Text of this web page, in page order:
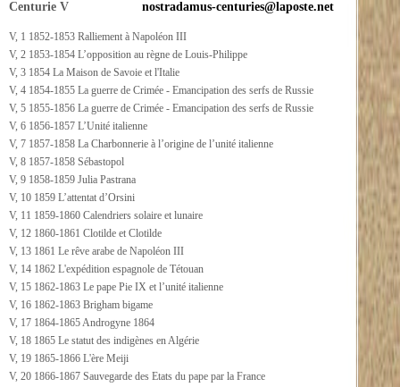
Centurie V
V, 1 1852-1853 Ralliement à Napoléon III
V, 2 1853-1854 L’opposition au règne de Louis-Philippe
V, 3 1854 La Maison de Savoie et l'Italie
V, 4 1854-1855 La guerre de Crimée - Emancipation des serfs de Russie
V, 5 1855-1856 La guerre de Crimée - Emancipation des serfs de Russie
V, 6 1856-1857 L’Unité italienne
V, 7 1857-1858 La Charbonnerie à l’origine de l’unité italienne
V, 8 1857-1858 Sébastopol
V, 9 1858-1859 Julia Pastrana
V, 10 1859 L’attentat d’Orsini
V, 11 1859-1860 Calendriers solaire et lunaire
V, 12 1860-1861 Clotilde et Clotilde
V, 13 1861 Le rêve arabe de Napoléon III
V, 14 1862 L'expédition espagnole de Tétouan
V, 15 1862-1863 Le pape Pie IX et l’unité italienne
V, 16 1862-1863 Brigham bigame
V, 17 1864-1865 Androgyne 1864
V, 18 1865 Le statut des indigènes en Algérie
V, 19 1865-1866 L'ère Meiji
V, 20 1866-1867 Sauvegarde des Etats du pape par la France
nostradamus-centuries@laposte.net